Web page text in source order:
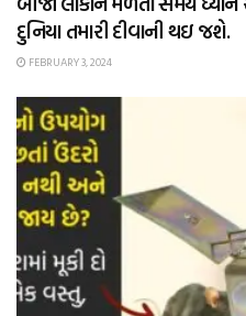
દુનિયા તમારી દીવાની થઇ જશે.
FEBRUARY 3, 2024